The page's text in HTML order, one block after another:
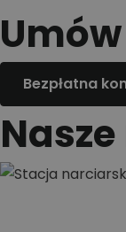
Bezpłatna